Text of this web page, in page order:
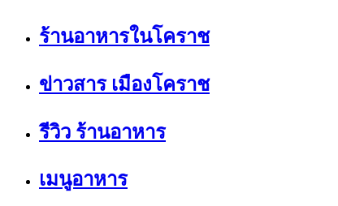
ร้านอาหารในโคราช
ข่าวสาร เมืองโคราช
รีวิว ร้านอาหาร
เมนูอาหาร